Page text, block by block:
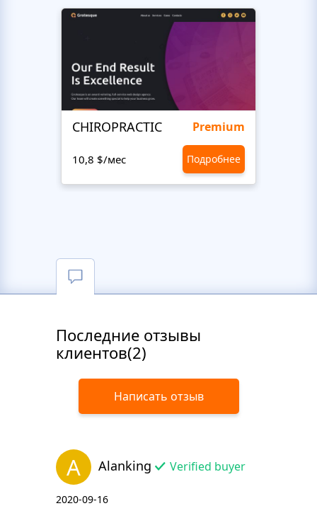
CHIROPRACTIC Premium
10,8 $/мес Подробнее
Последние отзывы
клиентов(2)
Написать отзыв
A Alanking Verified buyer
2020-09-16